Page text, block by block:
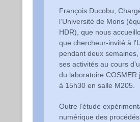
François Ducobu,
l’Université de Mons
HDR), que nous
que chercheur-invité à
pendant deux
ses activités au cours
du laboratoire COSMER
à 15h30 en salle M205.
Outre l’étude
numérique des procédés